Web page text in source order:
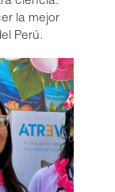
la mejor
Perú.